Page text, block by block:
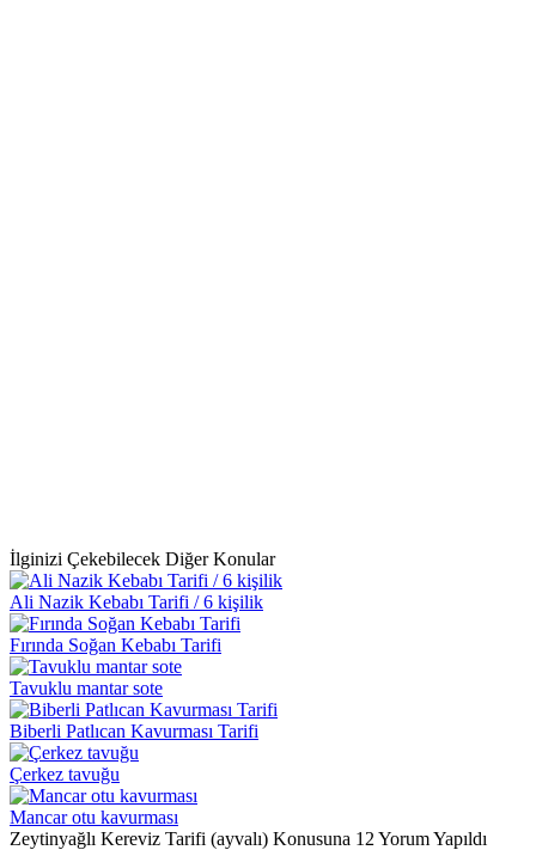
İlginizi Çekebilecek Diğer Konular
Ali Nazik Kebabı Tarifi / 6 kişilik
Fırında Soğan Kebabı Tarifi
Tavuklu mantar sote
Biberli Patlıcan Kavurması Tarifi
Çerkez tavuğu
Mancar otu kavurması
Zeytinyağlı Kereviz Tarifi (ayvalı) Konusuna 12 Yorum Yapıldı